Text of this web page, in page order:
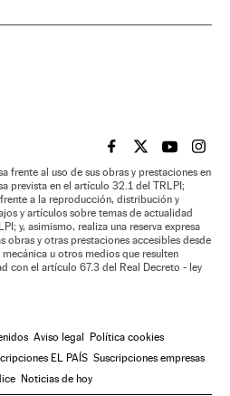
EL PAÍS BRASIL EN
EL PAÍSEL PAÍS
EL
frente al uso de sus obras y prestaciones en
prevista en el artículo 32.1 del TRLPI;
a la reproducción, distribución y
y artículos sobre temas de actualidad
y, asimismo, realiza una reserva expresa
obras y otras prestaciones accesibles desde
u otros medios que resulten
con el artículo 67.3 del Real Decreto - ley
Aviso legal
Política cookies
EL PAÍS Suscripciones empresas
Noticias de hoy